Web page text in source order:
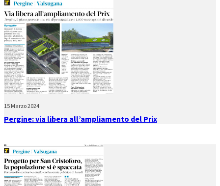
15 Marzo 2024
Pergine: via libera all’ampliamento del Prix